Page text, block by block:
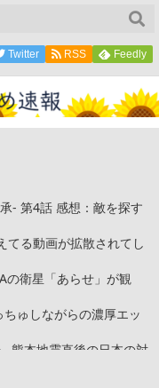
Twitter RSS Feedly
- 第4話 感想：敵を探す
てる動画が拡散されてし
の衛星「あらせ」が観
ゅしながらの濃厚エッ
熊本地震直後の日本の対